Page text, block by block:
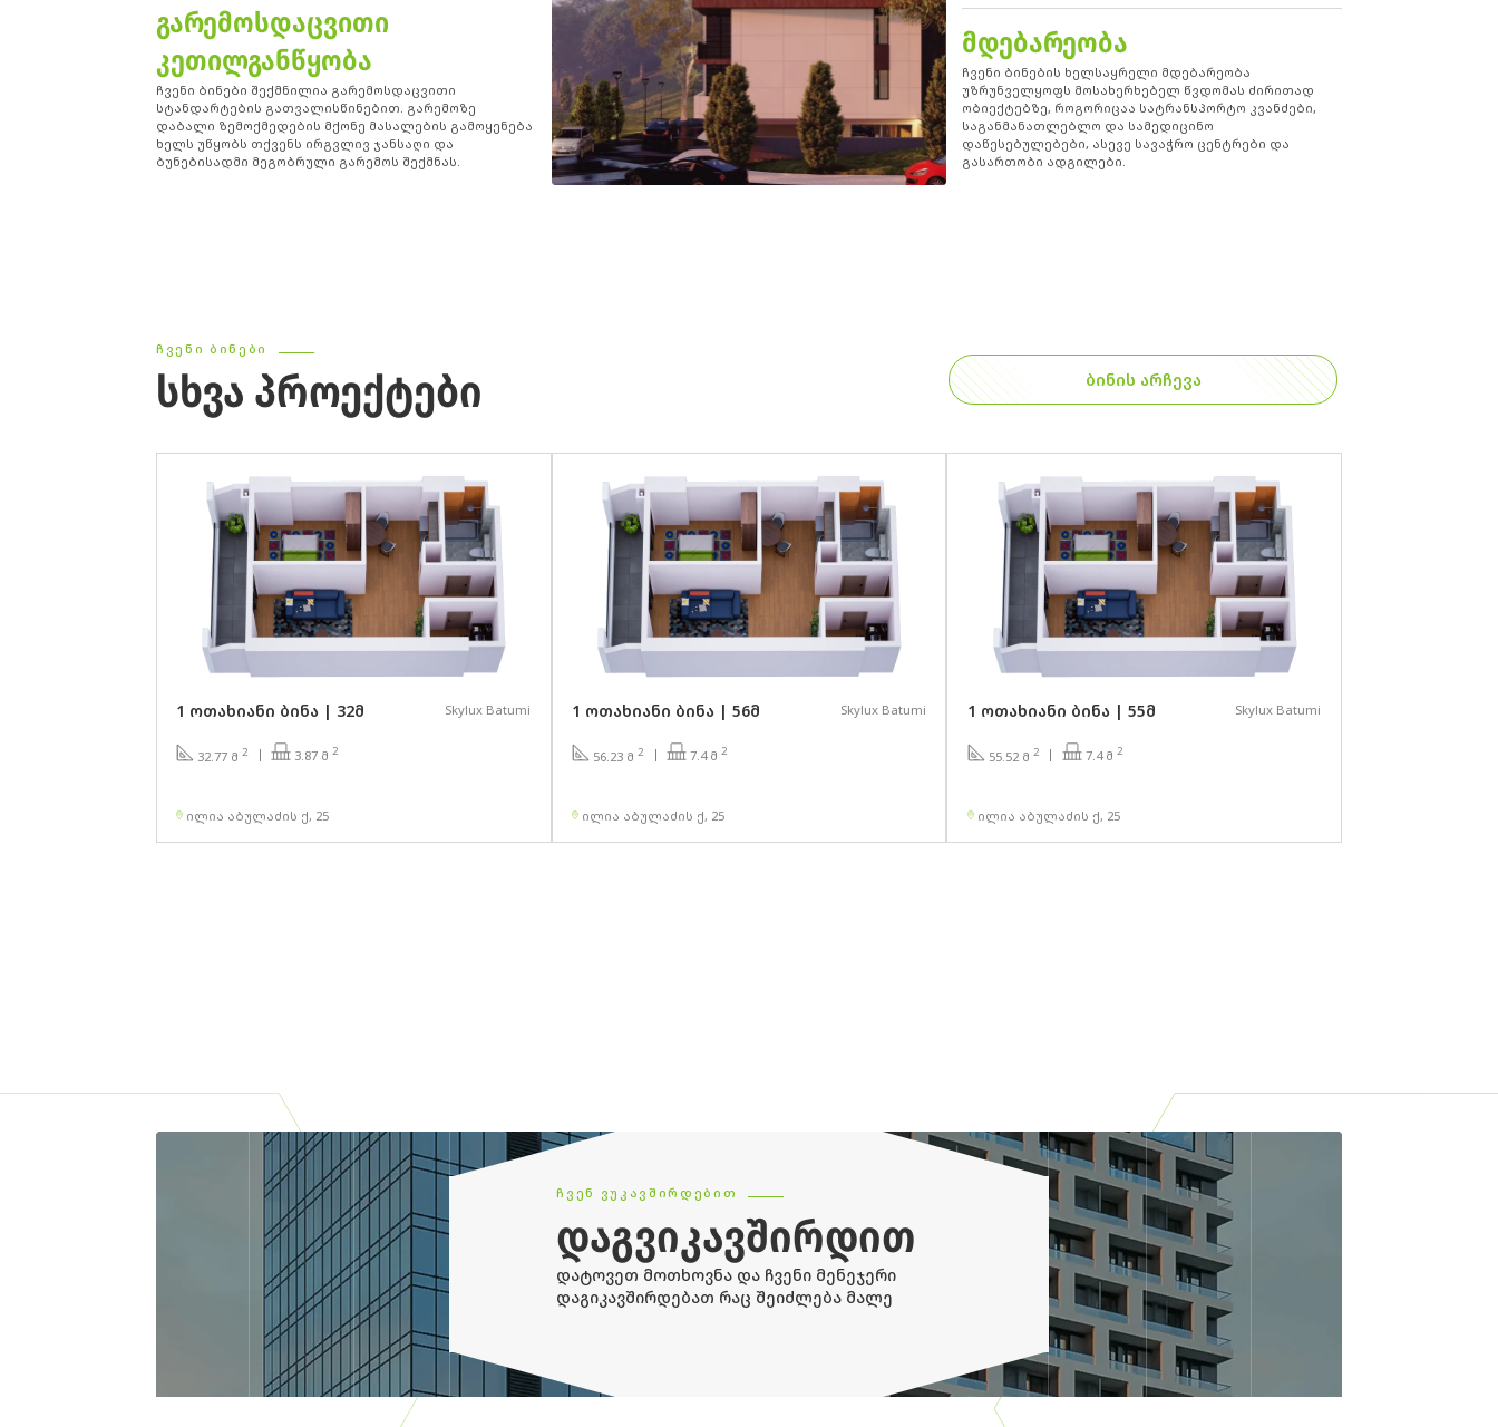
ᲒᲐᲠᲔᲛᲝᲡᲓᲐᲪᲕᲘᲗᲘ
ᲙᲔᲗᲘᲚᲒᲐᲜᲬᲧᲝᲑᲐ
ჩვენი ბინები შექმნილია გარემოსდაცვითი
სტანდარტების გათვალისწინებით. გარემოზე
დაბალი ზემოქმედების მქონე მასალების გამოყენება
ხელს უწყობს თქვენს ირგვლივ ჯანსაღი და
ბუნებისადმი მეგობრული გარემოს შექმნას.
ᲛᲓᲔᲑᲐᲠᲔᲝᲑᲐ
ჩვენი ბინების ხელსაყრელი მდებარეობა
უზრუნველყოფს მოსახერხებელ წვდომას ძირითად
ობიექტებზე, როგორიცაა სატრანსპორტო კვანძები,
საგანმანათლებლო და სამედიცინო
დაწესებულებები, ასევე სავაჭრო ცენტრები და
გასართობი ადგილები.
ᲩᲕᲔᲜᲘ ᲑᲘᲜᲔᲑᲘ
ᲡᲮᲕᲐ ᲞᲠᲝᲔᲥᲢᲔᲑᲘ ᲑᲘᲜᲘᲡ ᲐᲠᲩᲔᲕᲐ
1 ოთახიანი ბინა | 32მ Skylux Batumi
32.77 მ2 3.87 მ2
ილია აბულაძის ქ, 25
1 ოთახიანი ბინა | 56მ Skylux Batumi
56.23 მ2 7.4 მ2
ილია აბულაძის ქ, 25
1 ოთახიანი ბინა | 55მ Skylux Batumi
55.52 მ 2 7.4 მ 2
ილია აბულაძის ქ, 25
ᲩᲕᲔᲜ ᲕᲣᲙᲐᲕᲨᲘᲠᲓᲔᲑᲘᲗ
ᲓᲐᲒᲕᲘᲙᲐᲕᲨᲘᲠᲓᲘᲗ
დატოვეთ მოთხოვნა და ჩვენი მენეჯერი
დაგიკავშირდებათ რაც შეიძლება მალე